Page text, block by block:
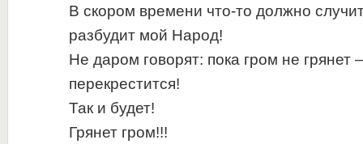
В скором времени что-то должно
разбудит мой Народ!
Не даром говорят: пока гром не
перекрестится!
Так и будет!
Грянет гром!!!